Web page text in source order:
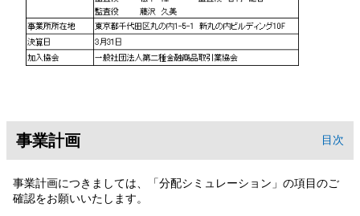
事業計画 目次
事業計画につきましては、「分配シミュレーション」の項目のご
確認をお願いいたします。